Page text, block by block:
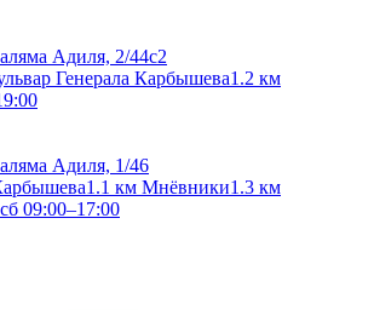
Адиля, 2/44с2
Генерала Карбышева1.2 км
Адиля, 1/46
1.1 км Мнёвники1.3 км
09:00–17:00